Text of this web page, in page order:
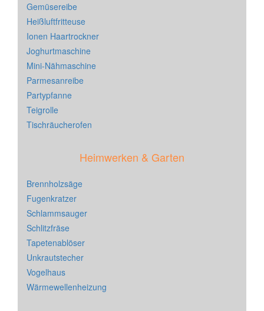
Gemüsereibe
Heißluftfritteuse
Ionen Haartrockner
Joghurtmaschine
Mini-Nähmaschine
Parmesanreibe
Partypfanne
Teigrolle
Tischräucherofen
Heimwerken & Garten
Brennholzsäge
Fugenkratzer
Schlammsauger
Schlitzfräse
Tapetenablöser
Unkrautstecher
Vogelhaus
Wärmewellenheizung